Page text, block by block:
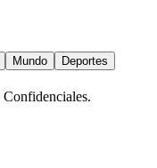
Mundo
Deportes
Confidenciales.